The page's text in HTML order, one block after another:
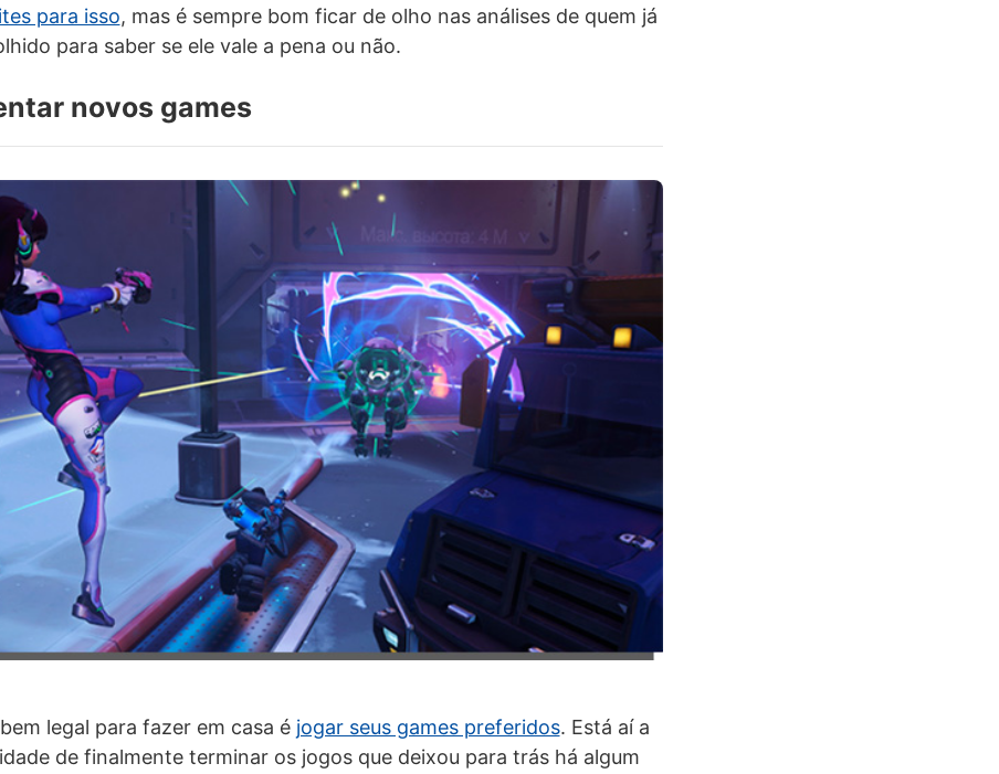
para isso, mas é sempre bom ficar de olho nas análises de quem já
para saber se ele vale a pena ou não.
novos games
legal para fazer em casa é jogar seus games preferidos. Está aí a
de finalmente terminar os jogos que deixou para trás há algum